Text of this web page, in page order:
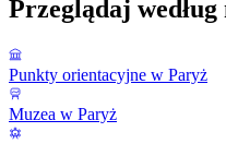
Przeglądaj
Punkty orientacyjne w Paryż
Muzea w Paryż